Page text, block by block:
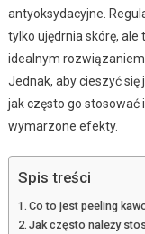
antyoksydacyjne.
tylko ujędrnia skórę,
idealnym rozwiązaniem
Jednak, aby cieszyć się
jak często go stosować
wymarzone efekty.
Spis treści
Co to jest peeling
Jak często należy